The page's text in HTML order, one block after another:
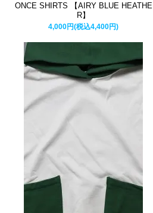
ONCE SHIRTS 【AIRY BLUE HEATHE
R】
4,000円(税込4,400円)